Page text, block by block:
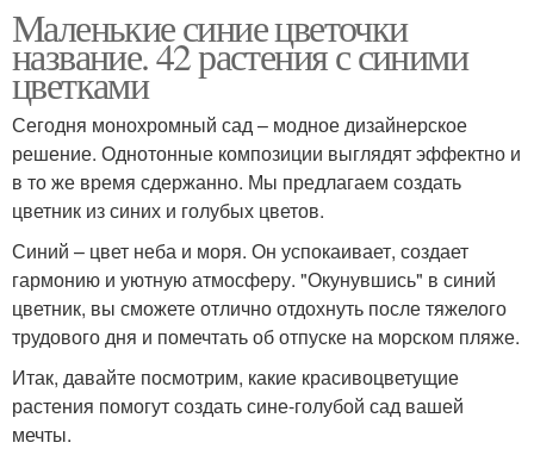
Маленькие синие цветочки
название. 42 растения с синими
цветками
Сегодня монохромный сад – модное дизайнерское
решение. Однотонные композиции выглядят эффектно и
в то же время сдержанно. Мы предлагаем создать
цветник из синих и голубых цветов.
Синий – цвет неба и моря. Он успокаивает, создает
гармонию и уютную атмосферу. "Окунувшись" в синий
цветник, вы сможете отлично отдохнуть после тяжелого
трудового дня и помечтать об отпуске на морском пляже.
Итак, давайте посмотрим, какие красивоцветущие
растения помогут создать сине-голубой сад вашей
мечты.